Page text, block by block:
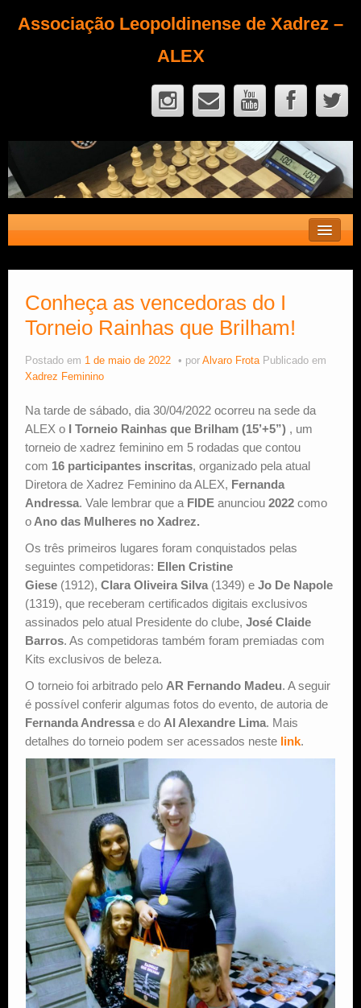
Associação Leopoldinense de Xadrez –
ALEX
Fique Sócio
Quem Somos?
Calendário
Conheça as vencedoras do I
Torneio Rainhas que Brilham!
Postado em 1 de maio de 2022 por Alvaro Frota Publicado em
Xadrez Feminino
Na tarde de sábado, dia 30/04/2022 ocorreu na sede da
ALEX o I Torneio Rainhas que Brilham (15’+5”) , um
torneio de xadrez feminino em 5 rodadas que contou
com 16 participantes inscritas, organizado pela atual
Diretora de Xadrez Feminino da ALEX, Fernanda
Andressa. Vale lembrar que a FIDE anunciou 2022 como
o Ano das Mulheres no Xadrez.
Os três primeiros lugares foram conquistados pelas
seguintes competidoras: Ellen Cristine
Giese (1912), Clara Oliveira Silva (1349) e Jo De Napole
(1319), que receberam certificados digitais exclusivos
assinados pelo atual Presidente do clube, José Claide
Barros. As competidoras também foram premiadas com
Kits exclusivos de beleza.
O torneio foi arbitrado pelo AR Fernando Madeu. A seguir
é possível conferir algumas fotos do evento, de autoria de
Fernanda Andressa e do AI Alexandre Lima. Mais
detalhes do torneio podem ser acessados neste link.